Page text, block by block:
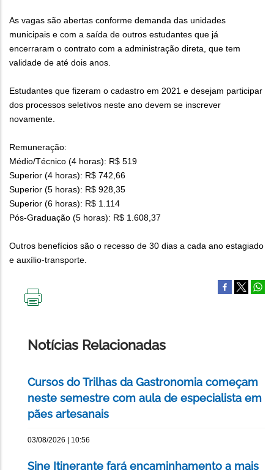
As vagas são abertas conforme demanda das unidades
municipais e com a saída de outros estudantes que já
encerraram o contrato com a administração direta, que tem
validade de até dois anos.
Estudantes que fizeram o cadastro em 2021 e desejam participar
dos processos seletivos neste ano devem se inscrever
novamente.
Remuneração:
Médio/Técnico (4 horas): R$ 519
Superior (4 horas): R$ 742,66
Superior (5 horas): R$ 928,35
Superior (6 horas): R$ 1.114
Pós-Graduação (5 horas): R$ 1.608,37
Outros benefícios são o recesso de 30 dias a cada ano estagiado
e auxílio-transporte.
Notícias Relacionadas
Cursos do Trilhas da Gastronomia começam
neste semestre com aula de especialista em
pães artesanais
03/08/2026 | 10:56
Sine Itinerante fará encaminhamento a mais